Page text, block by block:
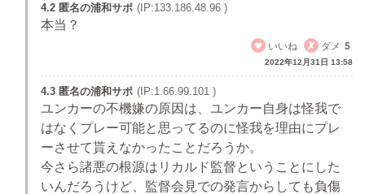
4.2 匿名の浦和サポ (IP:133.186.48.96 )
本当？
いいね
ダメ 5
2022年12月31日 13:58
4.3 匿名の浦和サポ (IP:1.66.99.101 )
ユンカーの不機嫌の原因は、ユンカー自身は怪我で
はなくプレー可能と思ってるのに怪我を理由にプレ
ーさせて貰えなかったことだろうか。
今さら諸悪の根源はリカルド監督ということにした
いんだろうけど、監督会見での発言からしても負傷